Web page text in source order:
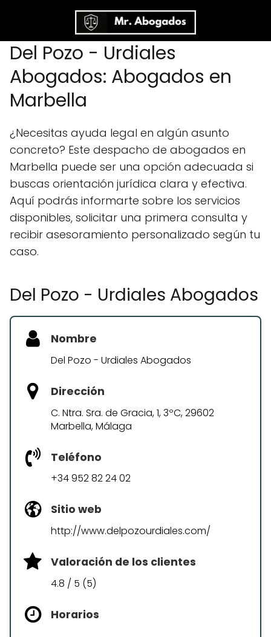
Del Pozo - Urdiales
Abogados: Abogados en
Marbella
¿Necesitas ayuda legal en algún asunto
concreto? Este despacho de abogados en
Marbella puede ser una opción adecuada si
buscas orientación jurídica clara y efectiva.
Aquí podrás informarte sobre los servicios
disponibles, solicitar una primera consulta y
recibir asesoramiento personalizado según tu
caso.
Del Pozo - Urdiales Abogados
Nombre
Del Pozo - Urdiales Abogados
Dirección
C. Ntra. Sra. de Gracia, 1, 3ºC, 29602
Marbella, Málaga
Teléfono
+34 952 82 24 02
Sitio web
http://www.delpozourdiales.com/
Valoración de los clientes
4.8 / 5 (5)
Horarios